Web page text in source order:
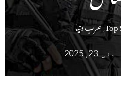
,عرب دنیا
مئی 23, 2025